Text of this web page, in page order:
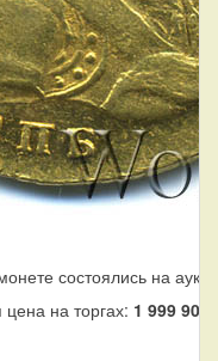
состоялись на
цена на торгах: 1 999 900